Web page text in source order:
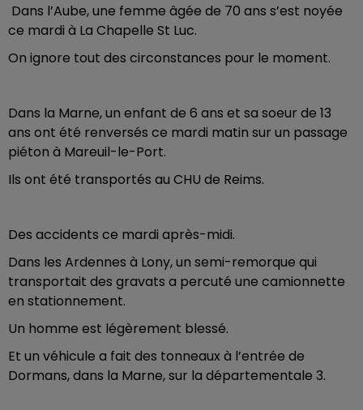
Dans l’Aube, une femme âgée de 70 ans s’est noyée
ce mardi à La Chapelle St Luc.
On ignore tout des circonstances pour le moment.
Dans la Marne, un enfant de 6 ans et sa soeur de 13
ans ont été renversés ce mardi matin sur un passage
piéton à Mareuil-le-Port.
Ils ont été transportés au CHU de Reims.
Des accidents ce mardi après-midi.
Dans les Ardennes à Lony, un semi-remorque qui
transportait des gravats a percuté une camionnette
en stationnement.
Un homme est légèrement blessé.
Et un véhicule a fait des tonneaux à l’entrée de
Dormans, dans la Marne, sur la départementale 3.